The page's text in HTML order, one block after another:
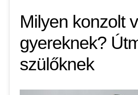
Milyen konzolt
gyereknek?
szülőknek